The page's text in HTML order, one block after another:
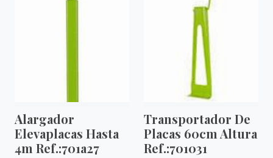
Alargador
Elevaplacas Hasta
4m Ref.:701a27
Transportador De
Placas 60cm Altura
Ref.:701031